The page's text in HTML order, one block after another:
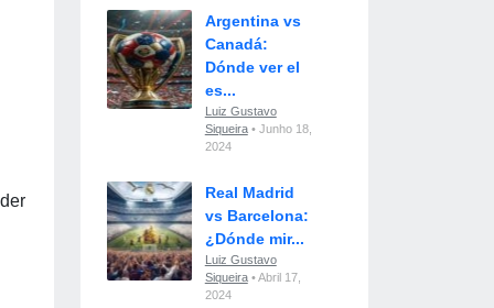
Argentina vs
Canadá:
Dónde ver el
es...
Luiz Gustavo
Siqueira• Junho 18,
2024
Real Madrid
vs Barcelona:
¿Dónde mir...
Luiz Gustavo
Siqueira• Abril 17,
2024